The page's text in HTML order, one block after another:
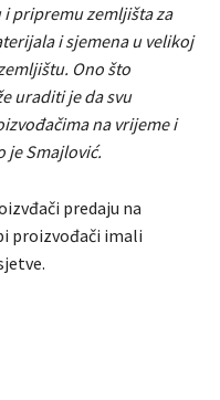
i pripremu zemljišta za
i sjemena u velikoj
Ono što
uraditi je da svu
na vrijeme i
je Smajlović.
predaju na
proizvođači imali